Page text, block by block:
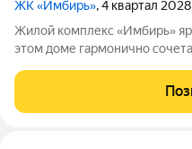
ЖК «Имбирь», 4 квартал 2028
Жилой комплекс «Имбирь» яркая деталь района Сормово. В
этом доме гармонично
комфорта. Всё необходимое
доступности: общественный